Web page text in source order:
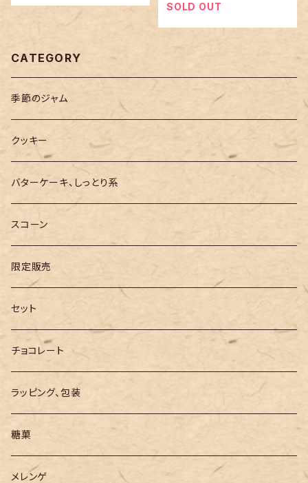
SOLD OUT
CATEGORY
季節のジャム
クッキー
バターケーキ、しっとり系
スコーン
限定販売
セット
チョコレート
ラッピング、包装
糖菓
メレンゲ